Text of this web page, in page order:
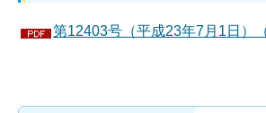
第12403号（平成23年7月1日）